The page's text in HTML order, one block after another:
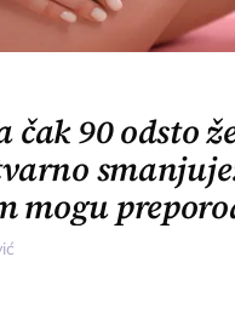
čak 90 odsto
mogu